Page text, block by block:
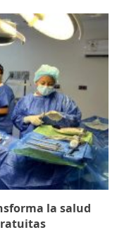
la salud